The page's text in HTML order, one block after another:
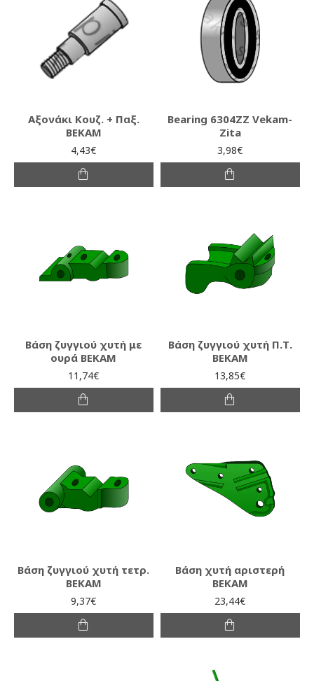
Αξονάκι Κουζ. + Παξ.
ΒΕΚΑΜ
4,43€
Βearing 6304ΖΖ Vekam-
Zita
3,98€
Βάση ζυγγιού χυτή με
ουρά ΒΕΚΑΜ
11,74€
Βάση ζυγγιού χυτή Π.Τ.
ΒΕΚΑΜ
13,85€
Βάση ζυγγιού χυτή τετρ.
ΒΕΚΑΜ
9,37€
Βάση χυτή αριστερή
ΒΕΚΑΜ
23,44€